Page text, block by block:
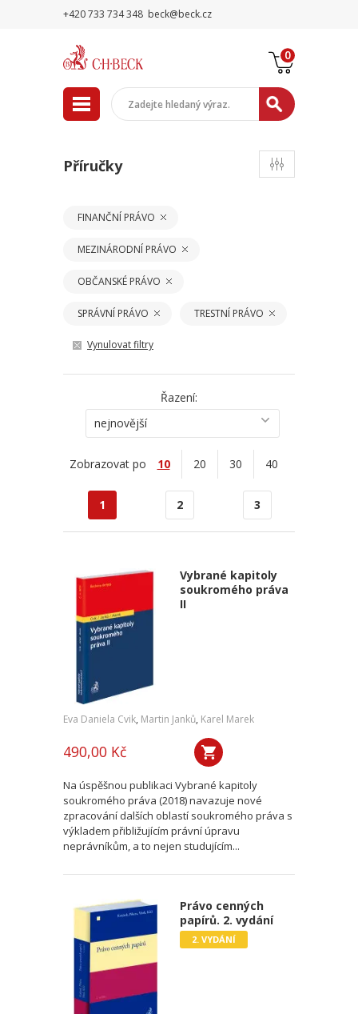
+420 733 734 348 beck@beck.cz
0
Příručky
FINANČNÍ PRÁVO
MEZINÁRODNÍ PRÁVO
OBČANSKÉ PRÁVO
SPRÁVNÍ PRÁVO TRESTNÍ PRÁVO
Vynulovat filtry
Řazení:
nejnovější
Zobrazovat po 10 20 30 40
1 2 3
Vybrané kapitoly
soukromého práva
II
Eva Daniela Cvik, Martin Janků, Karel Marek
490,00 Kč
Na úspěšnou publikaci Vybrané kapitoly
soukromého práva (2018) navazuje nové
zpracování dalších oblastí soukromého práva s
výkladem přibližujícím právní úpravu
neprávníkům, a to nejen studujícím...
Právo cenných
papírů. 2. vydání
2. VYDÁNÍ